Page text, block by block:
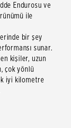
Endurosu ve
ile
bir şey
sunar.
kişiler, uzun
çok yönlü
iyi kilometre